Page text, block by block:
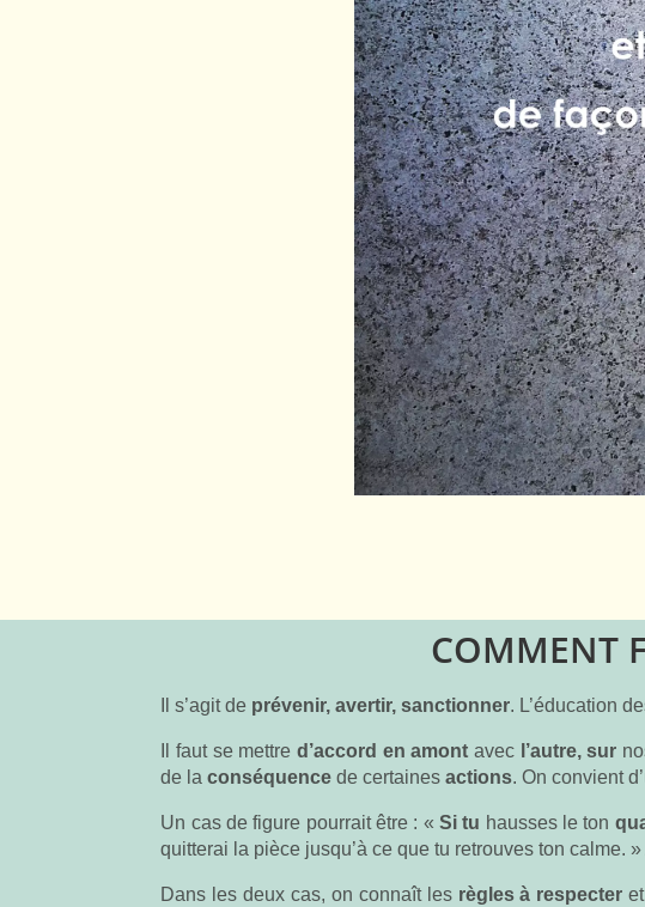
COMMENT
Il s’agit de prévenir, avertir, sanctionner. L’éducation
Il faut se mettre d’accord en amont avec l’autre, sur
de laconséquence de certainesactions. On convient
Un cas de figure pourrait être : « Si tu hausses le ton
quitterai la pièce jusqu’à ce que tu retrouves ton calme.
Dans les deux cas, on connaît les règles à respecter